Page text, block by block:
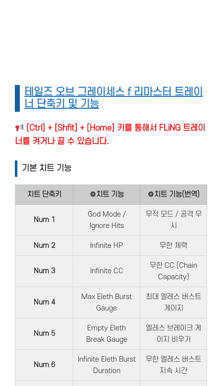
테일즈 오브 그레이세스 f 리마스터 트레이
너 단축키 및 기능
[Ctrl] + [Shfit] + [Home] 키를 통해서 FLiNG 트레이
너를 켜거나 끌 수 있습니다.
기본 치트 기능
치트 단축키 ⚙치트 기능 ⚙치트 기능(번역)
Num 1
God Mode /
Ignore Hits
무적 모드 / 공격 무
시
Num 2 Infinite HP 무한 체력
Num 3 Infinite CC
무한 CC (Chain
Capacity)
Num 4
Max Eleth Burst
Gauge
최대 엘레스 버스트
게이지
Num 5
Empty Eleth
Break Gauge
엘레스 브레이크 게
이지 비우기
Num 6
Infinite Eleth Burst
Duration
무한 엘레스 버스트
지속 시간